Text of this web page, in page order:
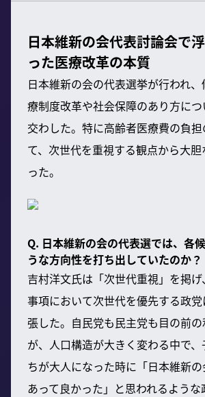
日本維新の会代表討論会で
った医療改革の本質
日本維新の会の代表選挙が行われ
療制度改革や社会保障のあり方に
交わした。特に高齢者医療費の負
て、次世代を重視する観点から大
った。
Q. 日本維新の会の代表選では、各
うな方向性を打ち出していたのか？
吉村洋文氏は「次世代重視」を掲
事項において次世代を優先する政
張した。自民党も民主党も目の前
が、人口構造が大きく変わる中で
ちが大人になった時に「日本維新
あって良かった」と思われるような